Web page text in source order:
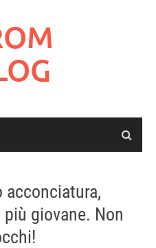
acconciatura,
più giovane. Non